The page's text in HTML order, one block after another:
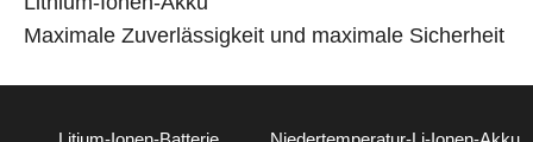
Maximale Zuverlässigkeit und maximale Sicherheit